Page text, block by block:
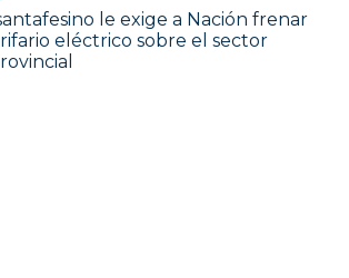
le exige a Nación frenar
eléctrico sobre el sector